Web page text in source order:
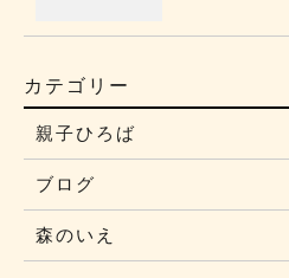
カテゴリー
親子ひろば
ブログ
森のいえ